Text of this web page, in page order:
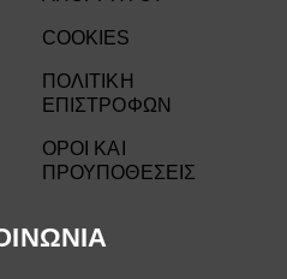
COOKIES
ΠΟΛΙΤΙΚΗ
ΕΠΙΣΤΡΟΦΩΝ
ΟΡΟΙ ΚΑΙ
ΠΡΟΥΠΟΘΕΣΕΙΣ